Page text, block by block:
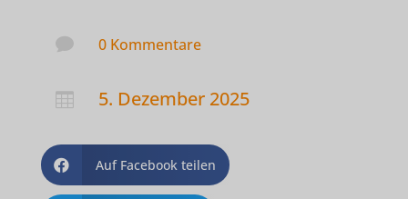
 0 Kommentare
 5. Dezember 2025
 Auf Facebook teilen